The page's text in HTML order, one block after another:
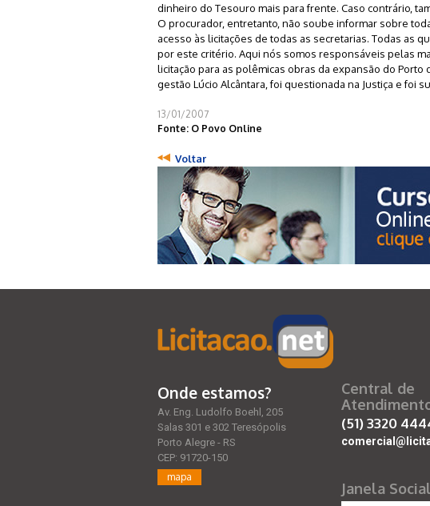
dinheiro do Tesouro mais para frente. Caso contrário,
O procurador, entretanto, não soube informar sobre
acesso às licitações de todas as secretarias. Todas as
por este critério. Aqui nós somos responsáveis pelas
licitação para as polêmicas obras da expansão do Porto
gestão Lúcio Alcântara, foi questionada na Justiça e foi
13/01/2007
Fonte: O Povo Online
Voltar
Onde estamos?
Av. Eng. Ludolfo Boehl, 205
Salas 301 e 302 Teresópolis
Porto Alegre - RS
CEP: 91720-150
mapa
Central de
(51)3320
Janela Social